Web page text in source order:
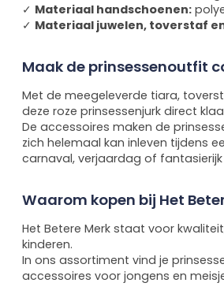
✓ Materiaal handschoenen:
✓ Materiaal juwelen, toverstaf
Maak de prinsessenoutfit
Met de meegeleverde tiara,
deze roze prinsessenjurk direct
De accessoires maken de
zich helemaal kan inleven tijdens
carnaval, verjaardag of fantasierijk
Waarom kopen bij Het
Het Betere Merk staat voor
kinderen.
In ons assortiment vind je
accessoires voor jongens en